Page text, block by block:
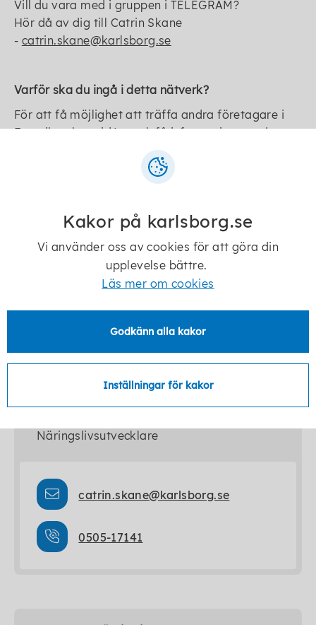
Vill du vara med i gruppen i TELEGRAM?
Hör då av dig till Catrin Skane
- catrin.skane@karlsborg.se
Varför ska du ingå i detta nätverk?
För att få möjlighet att träffa andra företagare i
Forsvik, utbyta idéer och få information om det
nya lokala företagsnätverket.
Att bygga ett starkt nätverk här i vår bygd handlar
varandra, skapa samarbete och visa att det
bubblar av driv och engagemang även på mindre
orter. Genom att knyta kontakter, dela erfarenheter
och tänka tillsammans kan vi stärka både våra
egna verksamheter och bygden vi verkar i.
Kontakt
Näringslivsutvecklare
catrin.skane@karlsborg.se
0505-17141
Kakor på karlsborg.se
Vi använder oss av cookies för att göra din
upplevelse bättre.
Läs mer om cookies
Godkänn alla kakor
Inställningar för kakor